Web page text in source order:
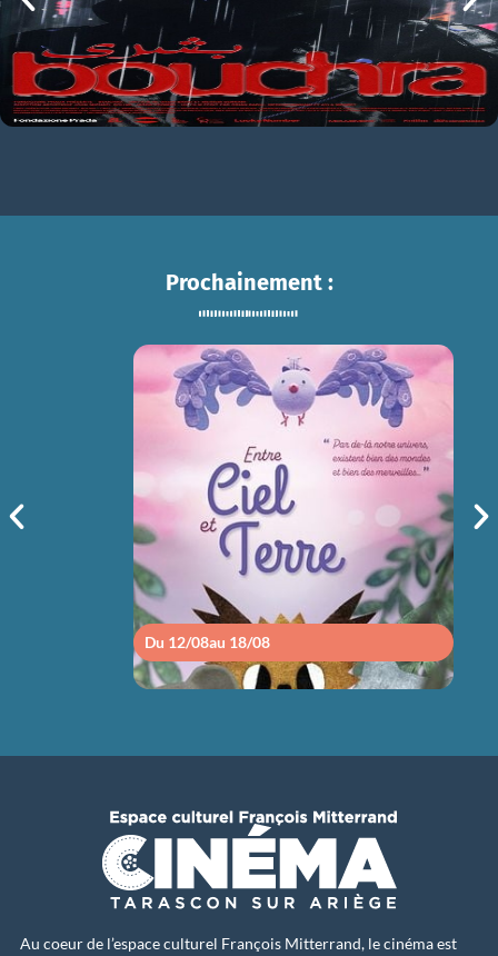
Prochainement :
Du 12/08au 18/08
ENTRE CIEL ET TERRE
sam 15/08
14h30
Au coeur de l’espace culturel François Mitterrand, le cinéma est